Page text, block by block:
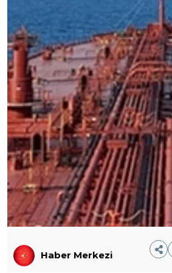
Haber Merkezi